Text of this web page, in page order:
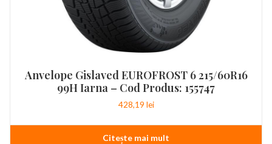
Anvelope Gislaved EUROFROST 6 215/60R16
99H Iarna – Cod Produs: 155747
428,19 lei
Citește mai mult